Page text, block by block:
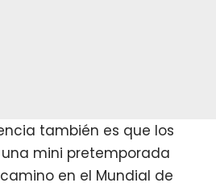
también es que los
mini pretemporada
en el Mundial de